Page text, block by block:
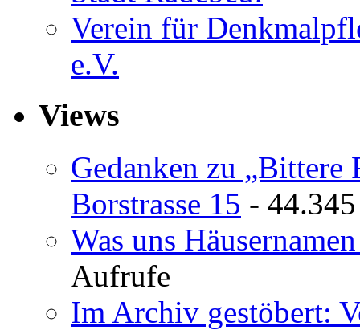
Verein für
e.V.
Views
Gedanken zu
Borstrasse 15 -
Was uns
Aufrufe
Im Archiv gestöbert: